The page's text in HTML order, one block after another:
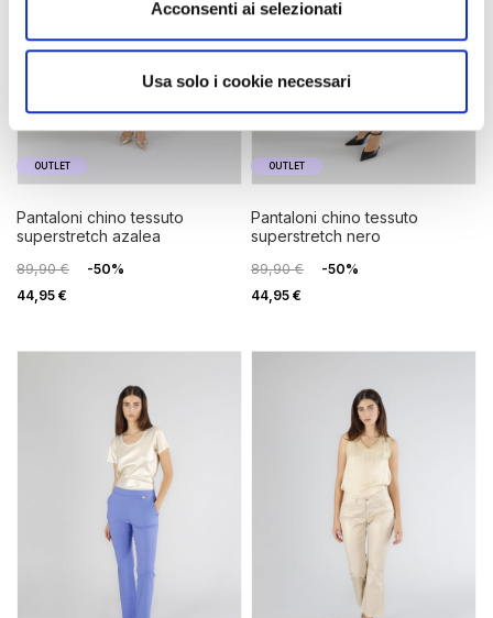
Acconsenti ai selezionati
Usa solo i cookie necessari
OUTLET
pantaloni chino tessuto
superstretch azalea
89,90 €
-50%
44,95 €
OUTLET
pantaloni chino tessuto
superstretch nero
89,90 €
-50%
44,95 €